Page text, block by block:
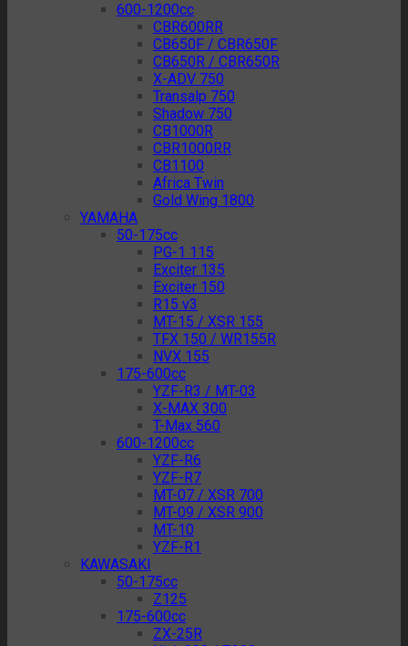
600-1200cc
CBR600RR
CB650F / CBR650F
CB650R / CBR650R
X-ADV 750
Transalp 750
Shadow 750
CB1000R
CBR1000RR
CB1100
Africa Twin
Gold Wing 1800
YAMAHA
50-175cc
PG-1 115
Exciter 135
Exciter 150
R15 v3
MT-15 / XSR 155
TFX 150 / WR155R
NVX 155
175-600cc
YZF-R3 / MT-03
X-MAX 300
T-Max 560
600-1200cc
YZF-R6
YZF-R7
MT-07 / XSR 700
MT-09 / XSR 900
MT-10
YZF-R1
KAWASAKI
50-175cc
Z125
175-600cc
ZX-25R